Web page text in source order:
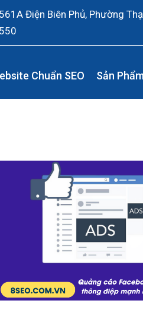
Điện Biên Phủ, Phường
Chuẩn SEO Sản